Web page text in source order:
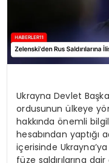
Ukrayna Devlet
ordusunun ülkeye
hakkında önemli
hesabından yaptığı
içerisinde
füze saldırılarına